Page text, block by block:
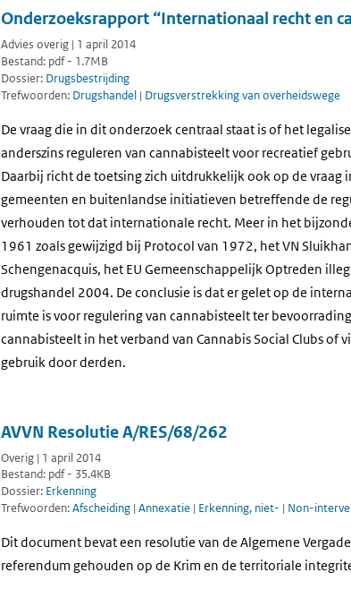
Onderzoeksrapport “Internationaal recht en
Advies overig | 1 april 2014
Bestand: pdf - 1.7MB
Dossier: Drugsbestrijding
Trefwoorden: Drugshandel | Drugsverstrekking van overheidswege
De vraag die in dit onderzoek centraal staat is of het
anderszins reguleren van cannabisteelt voor recreatief
Daarbij richt de toetsing zich uitdrukkelijk ook op de vraag
gemeenten en buitenlandse initiatieven betreffende de
verhouden tot dat internationale recht. Meer in het
1961 zoals gewijzigd bij Protocol van 1972, het VN
Schengenacquis, het EU Gemeenschappelijk Optreden
drugshandel 2004. De conclusie is dat er gelet op de
ruimte is voor regulering van cannabisteelt ter
cannabisteelt in het verband van Cannabis Social Clubs
gebruik door derden.
AVVN Resolutie A/RES/68/262
Overig | 1 april 2014
Bestand: pdf - 35.4KB
Dossier: Erkenning
Trefwoorden:Afscheiding | Annexatie | Erkenning, niet- | Non-
Dit document bevat een resolutie van de Algemene
referendum gehouden op de Krim en de territoriale